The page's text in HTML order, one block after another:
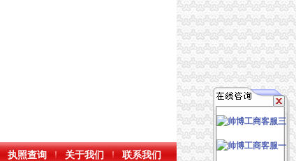
执照查询 关于我们 联系我们